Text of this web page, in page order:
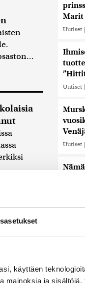
käyttäen
mainoksia ja sisältöjä,
Marit
Uutiset |
Uutiset |
Uutiset |
kuoli
Uutiset |